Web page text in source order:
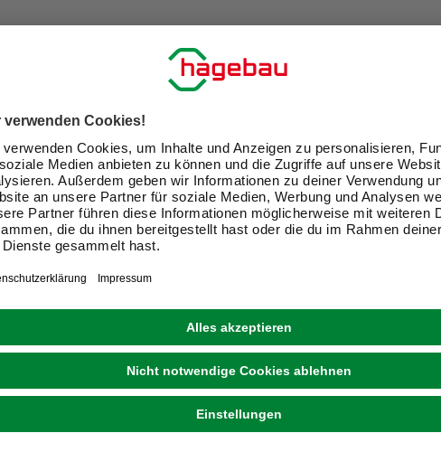
Duschwanne, quadratisch, BxL: 100 x 100 cm,